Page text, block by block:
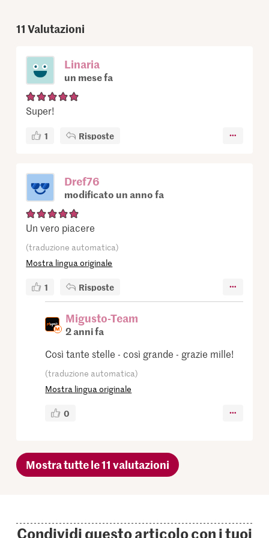
11 Valutazioni
Linaria
un mese fa
Super!
1 Risposte
Dref76
modificato un anno fa
Un vero piacere
(traduzione automatica)
Mostra lingua originale
1 Risposte
Migusto-Team
2 anni fa
Così tante stelle - così grande - grazie mille!
(traduzione automatica)
Mostra lingua originale
0
Mostra tutte le 11 valutazioni
Condividi questo articolo con i tuoi